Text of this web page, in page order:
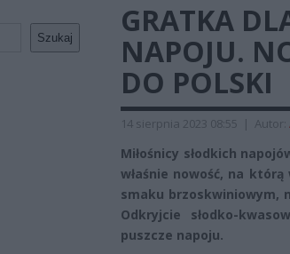
Szukaj
GRATKA
NAPOJU.
DO POLSKI
14 sierpnia 2023 08:55 | Autor:
Miłośnicy słodkich
właśnie nowość, na
smaku brzoskwiniowym,
Odkryjcie słodko-
puszcze napoju.